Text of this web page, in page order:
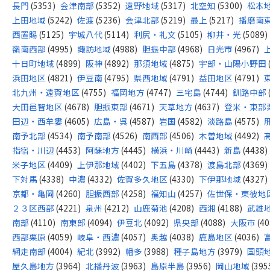
長門 (5353) 会津南部 (5352) 遠野地域 (5317) 北空知 (5300) 松本
上田地域 (5242) 佐渡 (5236) 会津北部 (5219) 最上 (5217) 播磨南
西置賜 (5125) 宇城八代(5114) 利尻・礼文 (5105) 柳井・光 (5089)
嶺南西部 (4995) 諏訪地域 (4988) 胆振中部 (4968) 日光市 (4967)
十日町地域 (4899) 阪神(4892) 那須地域 (4875) 宇部・山陽小野田
浜田地区 (4821) 伊豆南(4795) 県西地域 (4791) 益田地区 (4791)
北九州・遠賀地区 (4755) 福岡地方 (4747) 三宅島 (4744) 釧路中部
大田邑智地区 (4678) 胆振東部 (4671) 天草地方 (4637) 登米・東部
田辺・西牟婁 (4605) 広島・呉(4587) 岩国 (4582) 淡路島 (4575)
南予北部 (4534) 南予南部 (4526) 南西部 (4506) 木曽地域 (4492)
指宿・川辺 (4453) 阿蘇地方 (4445) 横浜・川崎 (4443) 新島 (4438)
米子地区 (4409) 上伊那地域 (4402) 下五島 (4378) 渡島北部 (4369)
下対馬(4338) 中濃 (4332) 佐賀多久地区 (4330) 下伊那地域 (4327)
京都・亀岡 (4260) 胆振西部 (4258) 福知山 (4257) 佐世保・東彼地
２３区西部 (4221) 泉州 (4212) 山鹿菊池 (4208) 西湘 (4188) 武雄
南部 (4110) 南東部 (4094) 伊豆北 (4092) 県央部 (4088) 大阪市
西部栗原 (4059) 岐阜・西濃 (4057) 奥越 (4038) 鹿島地区 (4036)
網走南部 (4004) 紀北 (3992) 幡多 (3988) 種子島地方 (3979) 国頭
屋久島地方 (3964) 北播丹波 (3963) 島原半島 (3956) 岡山地域